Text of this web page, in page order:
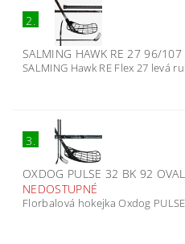
2.
SALMING HAWK RE 27 96/
SALMING Hawk RE Flex 27 levá
3.
OXDOG PULSE 32 BK 92
NEDOSTUPNÉ
Florbalová hokejka Oxdog